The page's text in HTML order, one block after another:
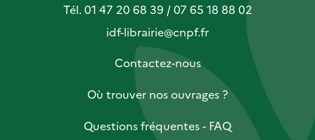
Tél. 01 47 20 68 39 / 07 65 18 88 02
idf-librairie@cnpf.fr
Contactez-nous
Où trouver nos ouvrages ?
Questions fréquentes - FAQ